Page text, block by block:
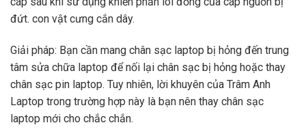
đứt. con vật cưng cắn dây.
Giải pháp: Bạn cần mang chân sạc laptop bị hỏng đến trung
tâm sửa chữa laptop để nối lại chân sạc bị hỏng hoặc thay
chân sạc pin laptop. Tuy nhiên, lời khuyên của Trâm Anh
Laptop trong trường hợp này là bạn nên thay chân sạc
laptop mới cho chắc chắn.